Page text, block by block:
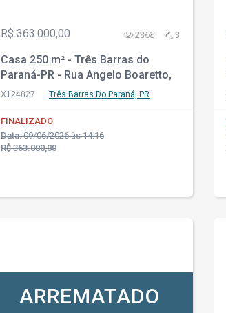
R$ 363.000,00 2368 3
Casa 250 m² - Três Barras do
Paraná-PR - Rua Angelo Boaretto,
687 - Alto Campo
X124827 Três Barras Do Paraná, PR
FINALIZADO
Data:09/06/2026 às 14:16
R$ 363.000,00
ARREMATADO